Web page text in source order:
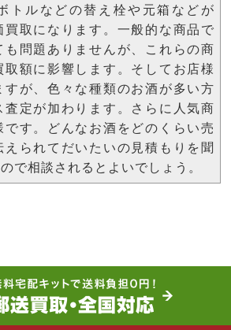
トルなどの替え栓や元箱などが
買取になります。一般的な商品で
も問題ありませんが、これらの商
額に影響します。そしてお店様
すが、色々な種類のお酒が多い方
査定が加わります。さらに人気商
す。どんなお酒をどのくらい売
えられてだいたいの見積もりを聞
で相談されるとよいでしょう。